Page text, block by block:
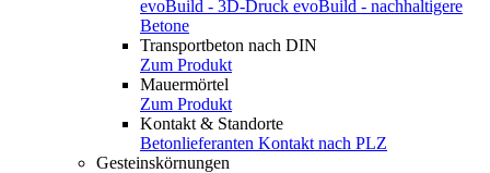
evoBuild - 3D-Druck evoBuild - nachhaltigere
Betone
Transportbeton nach DIN
Zum Produkt
Mauermörtel
Zum Produkt
Kontakt & Standorte
Betonlieferanten Kontakt nach PLZ
Gesteinskörnungen